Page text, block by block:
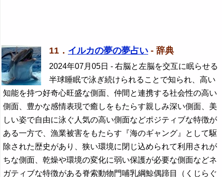
11． イルカの夢の夢占い - 辞典
2024年07月05日 - 右脳と左脳を交互に眠らせる
半球睡眠で泳ぎ続けられることで知られ、高い
知能を持つ好奇心旺盛な側面、仲間と連携する社会性の高い
側面、豊かな感情表現で癒しをもたらす親しみ深い側面、美
しい姿で自由に泳ぐ人気の高い側面などポジティブな特徴が
ある一方で、漁業被害をもたらす『海のギャング』として駆
除された歴史があり、狭い環境に閉じ込められて利用されが
ちな側面、乾燥や環境の変化に弱い保護が必要な側面などネ
ガティブな特徴がある脊索動物門哺乳綱鯨偶蹄目（くじらぐ